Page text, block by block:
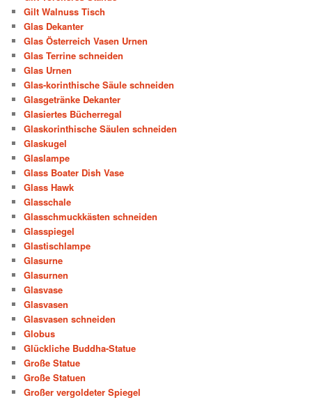
Gilt Walnuss Tisch
Glas Dekanter
Glas Österreich Vasen Urnen
Glas Terrine schneiden
Glas Urnen
Glas-korinthische Säule schneiden
Glasgetränke Dekanter
Glasiertes Bücherregal
Glaskorinthische Säulen schneiden
Glaskugel
Glaslampe
Glass Boater Dish Vase
Glass Hawk
Glasschale
Glasschmuckkästen schneiden
Glasspiegel
Glastischlampe
Glasurne
Glasurnen
Glasvase
Glasvasen
Glasvasen schneiden
Globus
Glückliche Buddha-Statue
Große Statue
Große Statuen
Großer vergoldeter Spiegel